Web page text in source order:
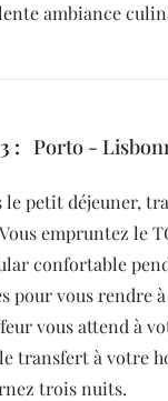
ambiance
: Porto -
le petit déjeuner,
empruntez le
confortable
pour vous rendre
vous attend à
transfert à votre
trois nuits.